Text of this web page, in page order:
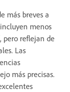
más breves a
menos
, pero reflejan de
Las
más precisas.